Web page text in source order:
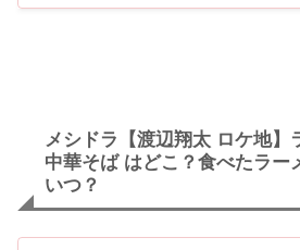
メシドラ【渡辺翔太 ロケ地】
中華そば はどこ？食べたラー
いつ？